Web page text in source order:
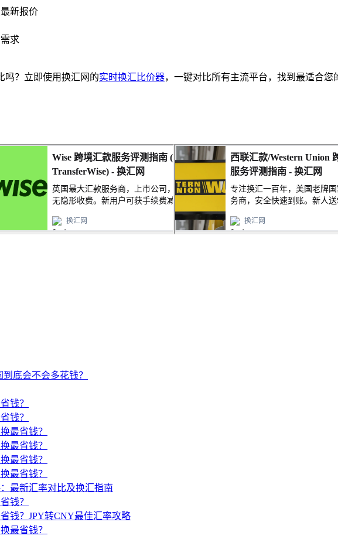
新报价
求
吗？立即使用换汇网的实时换汇比价器，一键对比所有主流平台，找到最适合您
底会不会多花钱？
钱？
钱？
最省钱？
最省钱？
最省钱？
最省钱？
最新汇率对比及换汇指南
钱？
钱？JPY转CNY最佳汇率攻略
最省钱？